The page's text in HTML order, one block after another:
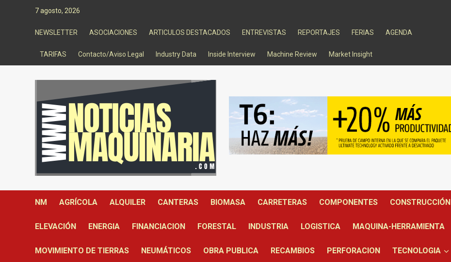
7 agosto, 2026
NEWSLETTER ASOCIACIONES ARTICULOS DESTACADOS ENTREVISTAS REPORTAJES FERIAS AGENDA
TARIFAS Contacto/Aviso Legal Industry Data Inside Interview Machine Review Market Insight
NM AGRÍCOLA ALQUILER CANTERAS BIOMASA CARRETERAS COMPONENTES CONSTRUCCIÓN
ELEVACIÓN ENERGIA FINANCIACION FORESTAL INDUSTRIA LOGISTICA MAQUINA-HERRAMIENTA
MOVIMIENTO DE TIERRAS NEUMÁTICOS OBRA PUBLICA RECAMBIOS PERFORACION TECNOLOGIA